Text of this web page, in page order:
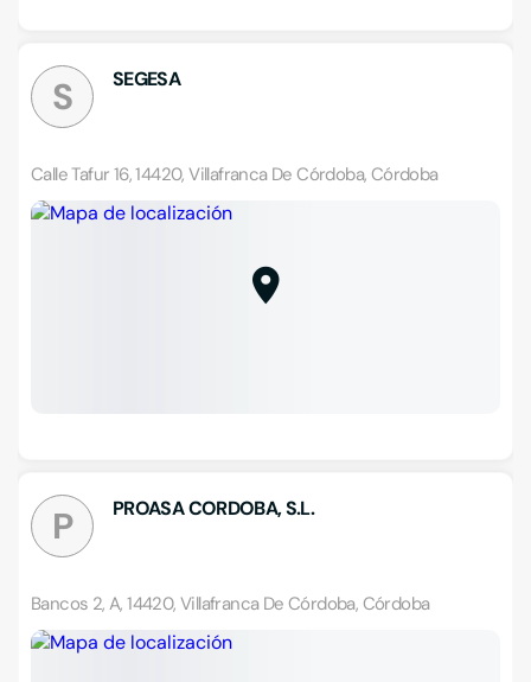
S SEGESA
Calle Tafur 16, 14420, Villafranca De Córdoba, Córdoba
P PROASA CORDOBA, S.L.
Bancos 2, A, 14420, Villafranca De Córdoba, Córdoba